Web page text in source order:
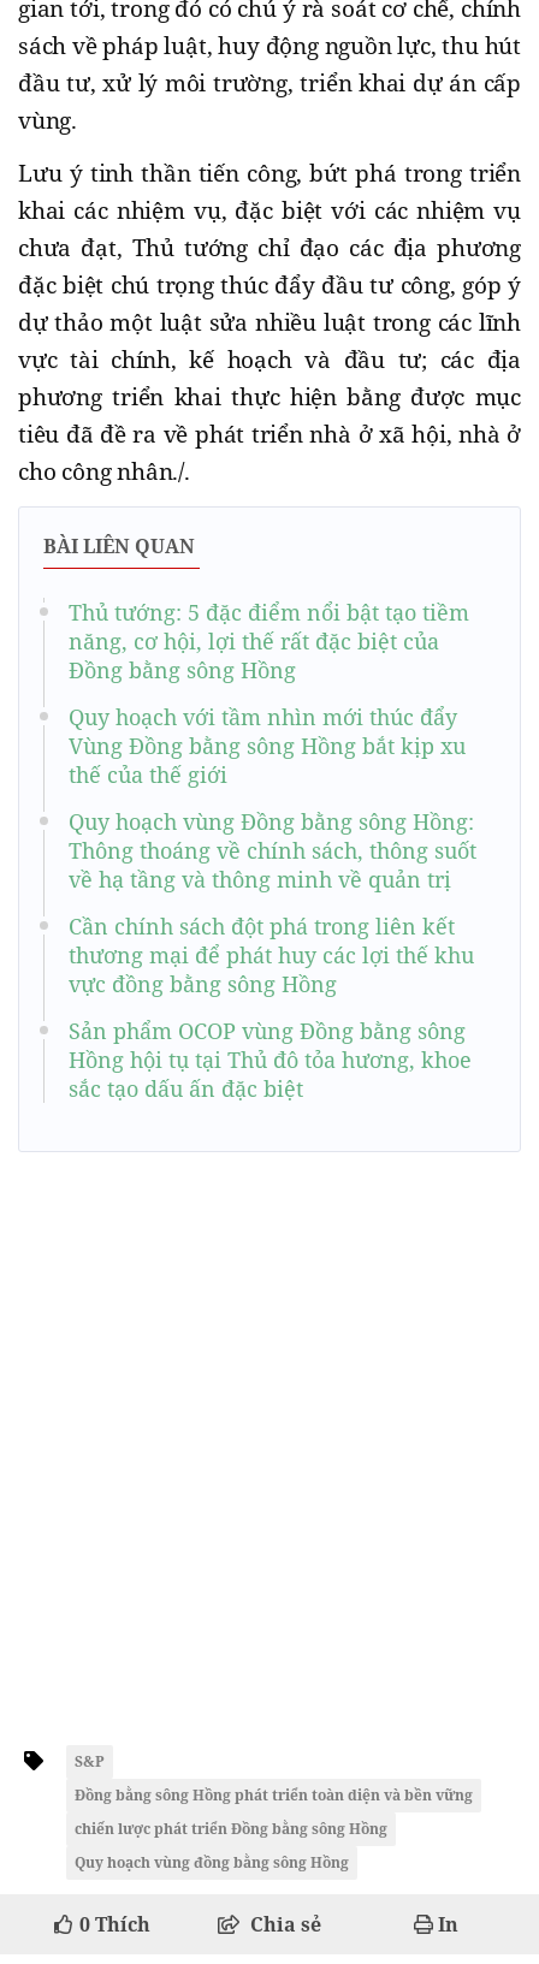
gian tới, trong đó có chú ý rà soát cơ chế, chính
sách về pháp luật, huy động nguồn lực, thu hút
đầu tư, xử lý môi trường, triển khai dự án cấp
vùng.
Lưu ý tinh thần tiến công, bứt phá trong triển
khai các nhiệm vụ, đặc biệt với các nhiệm vụ
chưa đạt, Thủ tướng chỉ đạo các địa phương
đặc biệt chú trọng thúc đẩy đầu tư công, góp ý
dự thảo một luật sửa nhiều luật trong các lĩnh
vực tài chính, kế hoạch và đầu tư; các địa
phương triển khai thực hiện bằng được mục
tiêu đã đề ra về phát triển nhà ở xã hội, nhà ở
cho công nhân./.
BÀI LIÊN QUAN
Thủ tướng: 5 đặc điểm nổi bật tạo tiềm
năng, cơ hội, lợi thế rất đặc biệt của
Đồng bằng sông Hồng
Quy hoạch với tầm nhìn mới thúc đẩy
Vùng Đồng bằng sông Hồng bắt kịp xu
thế của thế giới
Quy hoạch vùng Đồng bằng sông Hồng:
Thông thoáng về chính sách, thông suốt
về hạ tầng và thông minh về quản trị
Cần chính sách đột phá trong liên kết
thương mại để phát huy các lợi thế khu
vực đồng bằng sông Hồng
Sản phẩm OCOP vùng Đồng bằng sông
Hồng hội tụ tại Thủ đô tỏa hương, khoe
sắc tạo dấu ấn đặc biệt
S&P
Đồng bằng sông Hồng phát triển toàn diện và bền vững
chiến lược phát triển Đồng bằng sông Hồng
Quy hoạch vùng đồng bằng sông Hồng
0Thích Chia sẻ In